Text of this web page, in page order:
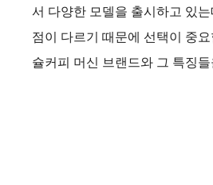
서 다양한 모델을 출시하고 있
점이 다르기 때문에 선택이 중
슐커피 머신 브랜드와 그 특징